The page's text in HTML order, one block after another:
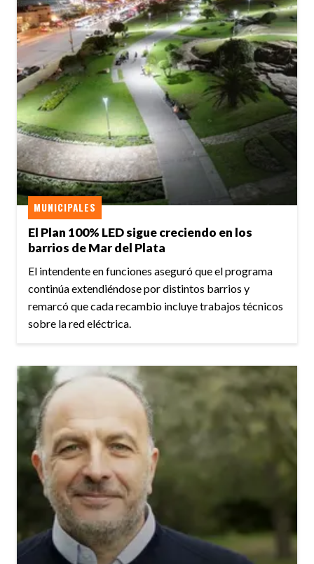
El Plan 100% LED sigue creciendo en los
barrios de Mar del Plata
MUNICIPALES
El intendente en funciones aseguró que el programa
continúa extendiéndose por distintos barrios y
remarcó que cada recambio incluye trabajos técnicos
sobre la red eléctrica.